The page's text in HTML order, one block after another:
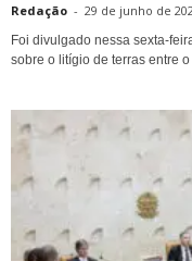
Redação - 29 de junho de
Foi divulgado nessa sexta-
sobre o litígio de terras entre o